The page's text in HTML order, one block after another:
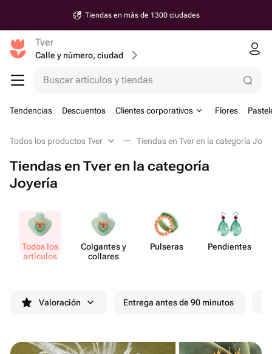
Tiendas en más de 1300 ciudades
Tver
Calle y número, ciudad
Buscar artículos y tiendas
Tendencias Descuentos Clientes corporativos Flores
Todos los productos Tver Tiendas en Tver en la categoría
Tiendas en Tver en la categoría
Joyería
Todos los
artículos
Colgantes y
collares
Pulseras Pend​ientes
Valoración Entrega antes de 90 minutos